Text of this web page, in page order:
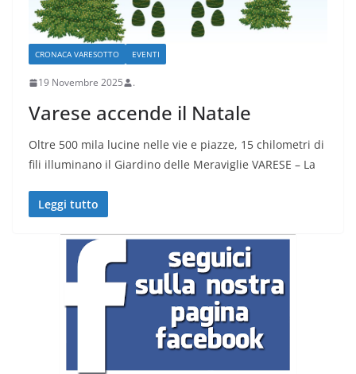
CRONACA VARESOTTO EVENTI
19 Novembre 2025 .
Varese accende il Natale
Oltre 500 mila lucine nelle vie e piazze, 15 chilometri di
fili illuminano il Giardino delle Meraviglie VARESE – La
Leggi tutto